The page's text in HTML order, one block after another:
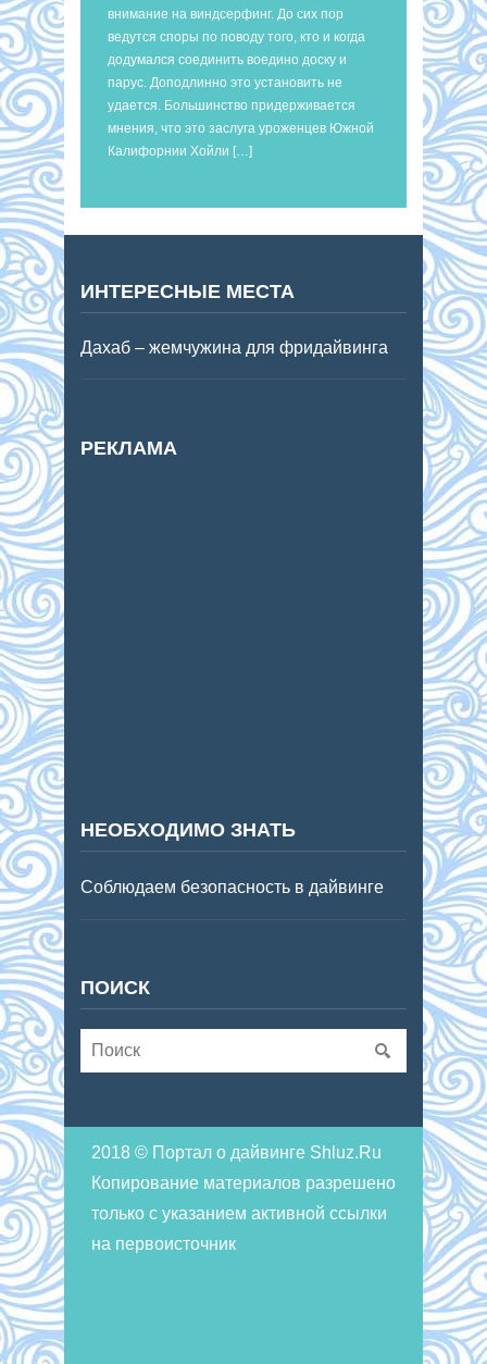
внимание на виндсерфинг. До сих пор
ведутся споры по поводу того, кто и когда
додумался соединить воедино доску и
парус. Доподлинно это установить не
удается. Большинство придерживается
мнения, что это заслуга уроженцев Южной
Калифорнии Хойли […]
ИНТЕРЕСНЫЕ МЕСТА
Дахаб – жемчужина для фридайвинга
РЕКЛАМА
НЕОБХОДИМО ЗНАТЬ
Соблюдаем безопасность в дайвинге
ПОИСК
2018 © Портал о дайвинге Shluz.Ru
Копирование материалов разрешено
только с указанием активной ссылки
на первоисточник